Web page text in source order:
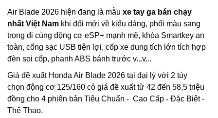
Air Blade 2026 hiện đang là mẫu xe tay ga bán chạy
nhất Việt Nam khi đổi mới về kiểu dáng, phối màu sang
trọng đi cùng động cơ eSP+ mạnh mẽ, khóa Smartkey an
toàn, cổng sạc USB tiện lợi, cốp xe dung tích lớn tích hợp
đèn soi cốp, phanh ABS bánh trước v...v...
Giá đề xuất Honda Air Blade 2026 tại đại lý với 2 tùy
chọn động cơ 125/160 có giá đề xuất từ 42 đến 58,5 triệu
đồng cho 4 phiên bản Tiêu Chuẩn - Cao Cấp - Đặc Biệt -
Thể Thao.